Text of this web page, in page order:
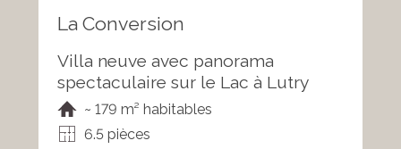
La Conversion
Villa neuve avec panorama
spectaculaire sur le Lac à Lutry
~ 179 m² habitables
6.5 pièces